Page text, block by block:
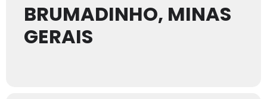
BRUMADINHO, MINAS
GERAIS